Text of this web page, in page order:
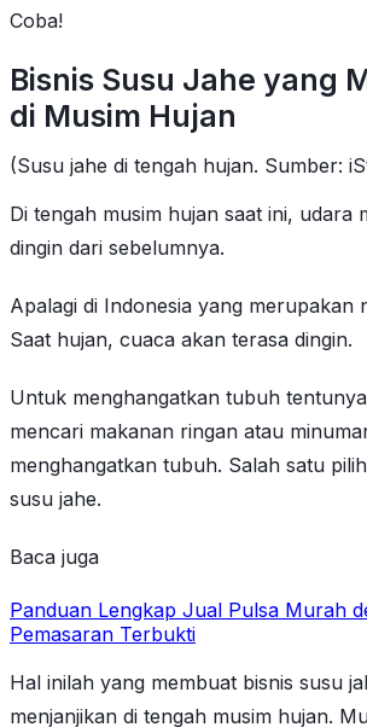
Coba!
Bisnis Susu Jahe yang
di Musim Hujan
(Susu jahe di tengah hujan. Sumber:
Di tengah musim hujan saat ini, udara
dingin dari sebelumnya.
Apalagi di Indonesia yang merupakan
Saat hujan, cuaca akan terasa dingin.
Untuk menghangatkan tubuh
mencari makanan ringan atau
menghangatkan tubuh. Salah satu
susu jahe.
Baca juga
Panduan Lengkap Jual Pulsa Murah
Pemasaran Terbukti
Hal inilah yang membuat bisnis susu
menjanjikan di tengah musim hujan.